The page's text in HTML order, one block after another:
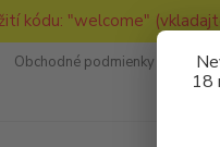
kódu: "welcome"
18
Obchodné podmienky Ako